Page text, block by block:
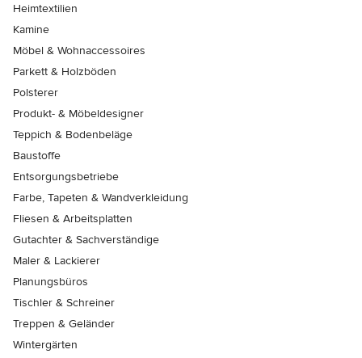
Heimtextilien
Kamine
Möbel & Wohnaccessoires
Parkett & Holzböden
Polsterer
Produkt- & Möbeldesigner
Teppich & Bodenbeläge
Baustoffe
Entsorgungsbetriebe
Farbe, Tapeten & Wandverkleidung
Fliesen & Arbeitsplatten
Gutachter & Sachverständige
Maler & Lackierer
Planungsbüros
Tischler & Schreiner
Treppen & Geländer
Wintergärten